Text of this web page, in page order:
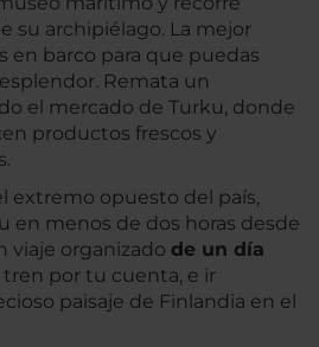
su archipiélago. La mejor
en barco para que puedas
Remata un
el mercado de Turku, donde
productos frescos y
extremo opuesto del país,
en menos de dos horas desde
viaje organizado de un día
tren por tu cuenta, e ir
paisaje de Finlandia en el